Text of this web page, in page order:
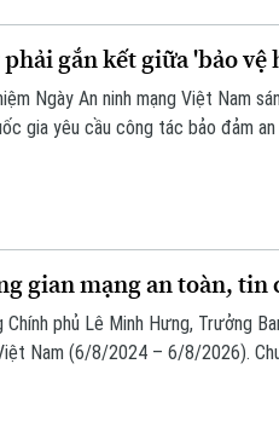
gắn kết giữa 'bảo vệ
Ngày An ninh mạng Việt Nam
gia yêu cầu công tác bảo đảm
gian mạng an toàn, tin
phủ Lê Minh Hưng, Trưởng
Nam (6/8/2024 – 6/8/2026).